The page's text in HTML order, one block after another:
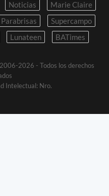
Noticias
Marie Claire
Parabrisas
Supercampo
Lunateen BATimes
2026 - Todos los derechos
Intelectual: Nro.